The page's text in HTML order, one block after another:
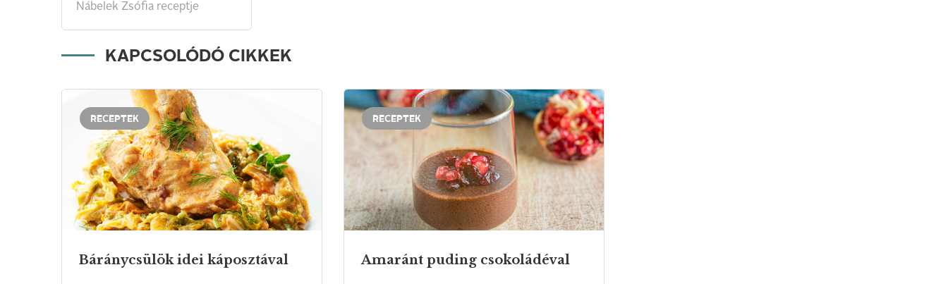
Nábelek Zsófia receptje
KAPCSOLÓDÓ CIKKEK
RECEPTEK
Báránycsülök idei káposztával
RECEPTEK
Amaránt puding csokoládéval